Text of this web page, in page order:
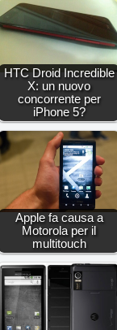
HTC Droid Incredible
X: un nuovo
concorrente per
iPhone 5?
Apple fa causa a
Motorola per il
multitouch